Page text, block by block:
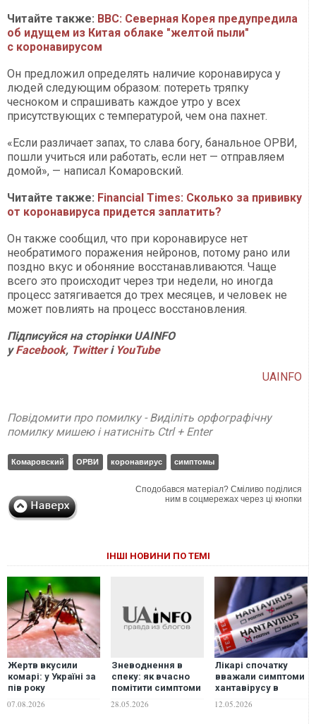
Читайте также: ВВС: Северная Корея предупредила
об идущем из Китая облаке "желтой пыли"
с коронавирусом
Он предложил определять наличие коронавируса у
людей следующим образом: потереть тряпку
чесноком и спрашивать каждое утро у всех
присутствующих с температурой, чем она пахнет.
«Если различает запах, то слава богу, банальное ОРВИ,
пошли учиться или работать, если нет — отправляем
домой», — написал Комаровский.
Читайте также: Financial Times: Сколько за прививку
от коронавируса придется заплатить?
Он также сообщил, что при коронавирусе нет
необратимого поражения нейронов, потому рано или
поздно вкус и обоняние восстанавливаются. Чаще
всего это происходит через три недели, но иногда
процесс затягивается до трех месяцев, и человек не
может повлиять на процесс восстановления.
Підписуйся на сторінки UAINFO
уFacebook, Twitterі YouTube
UAINFO
Повідомити про помилку - Виділіть орфографічну
помилку мишею і натисніть Ctrl + Enter
Комаровский ОРВИ коронавирус симптомы
Сподобався матеріал? Сміливо поділися
ним в соцмережах через ці кнопки
ІНШІ НОВИНИ ПО ТЕМІ
Жертв вкусили
комарі: у Україні за
пів року
випадки гарячки
07.08.2026
Зневоднення в
спеку: як вчасно
помітити симптоми
організм
28.05.2026
Лікарі спочатку
вважали симптоми
хантавірусу в
круїзному лайнері
12.05.2026